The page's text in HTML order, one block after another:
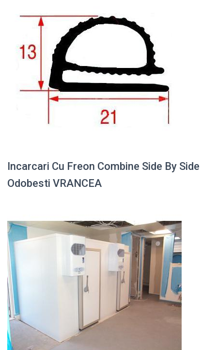
Incarcari Cu Freon Combine Side By Side
Odobesti VRANCEA